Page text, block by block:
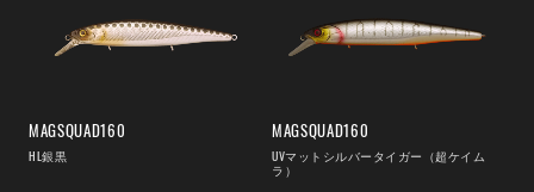
MAGSQUAD160
HL銀黒
MAGSQUAD160
UVマットシルバータイガー（超ケイム
ラ）